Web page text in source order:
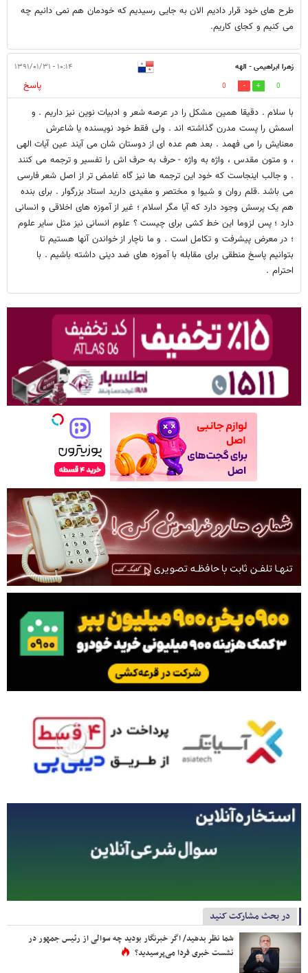
طرح های خود قرار دادیم الان به جایی رسیدیم که خودمان هم نمی دانیم چه
می کنیم و کجای کاریم.
زهرا ابراهیمی - الهه ۱۰:۱۴ - ۱۳۹۱/۰۱/۳۱
0
0
پاسخ
با سلام . دقیقا همین مشکل را در عرصه شعر و ادبیات نوین نیز داریم . و
اسمش را پست مدرن گذاشته اند . ولی فقط خود نویسنده یا شاعرش
معنایش را می فهمد . بعد هم عده ای از دوستان شان می آیند عین آیات الهی
، و متون مقدس ، واژه به واژه - حرف به حرف اش را تفسیر و ترجمه می کنند
. و جالب اینجاست که خود این ترجمه ها نیز گاه غامض تر از اصل شعر فارسی
می باشد .قلم روان و شیوا و مختصر و مفیدی دارید استاد بزرگوار . برای بنده
هم یک پرسش وجود دارد که آیا مگر اسلام ؛ غیر از آموزه های اخلاقی و انسانی
دارد ؛ پس لزوما این خط کشی برای چیست ؟ علوم انسانی نیز مثل سایر علوم
؛ در معرض پیشرفت و تکامل است . و ما ناچار از خواندن آنها هستیم تا
بتوانیم پاسخ منطقی برای مقابله با آموزه های ضد دینی داشته باشیم . با
احترام .
در بحث مشارکت کنید
شما نظر بدهید/ اگر خبرنگار بودید چه سوالی از رئیس جمهور در
نشست خبری فردا می‌پرسیدید؟